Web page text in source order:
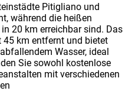
Pitigliano und
während die heißen
20 km erreichbar sind. Das
km entfernt und bietet
Wasser, ideal
Sie sowohl kostenlose
mit verschiedenen